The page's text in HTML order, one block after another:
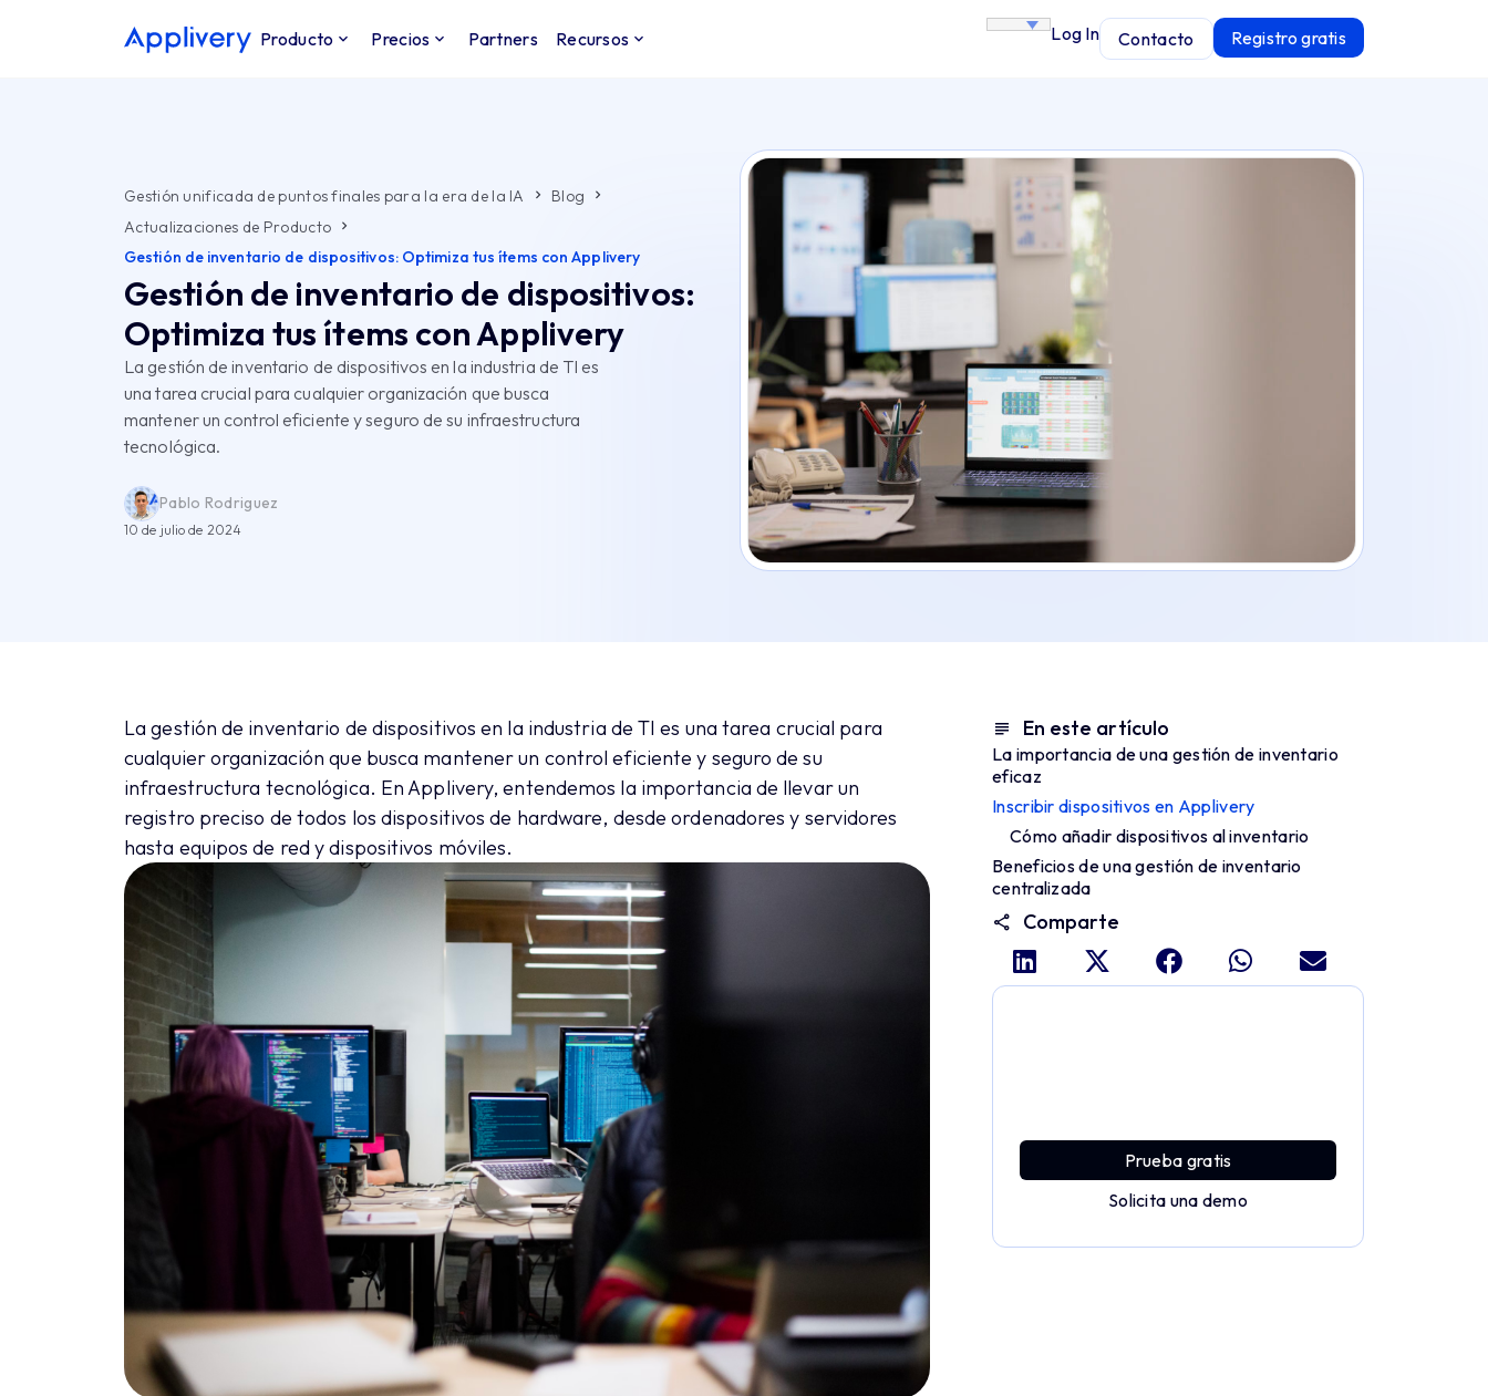
Producto Precios Partners Recursos Log In Contacto Registro gratis
Gestión unificada de puntos finales para la era de la IA
Blog
Actualizaciones de Producto
Gestión de inventario de dispositivos: Optimiza tus ítems con Applivery
Gestión de inventario de dispositivos:
Optimiza tus ítems con Applivery
La gestión de inventario de dispositivos en la industria de TI es
una tarea crucial para cualquier organización que busca
mantener un control eficiente y seguro de su infraestructura
tecnológica.
Pablo Rodriguez
10 de julio de 2024
La gestión de inventario de dispositivos en la industria de TI es una tarea crucial para
cualquier organización que busca mantener un control eficiente y seguro de su
infraestructura tecnológica. En Applivery, entendemos la importancia de llevar un
registro preciso de todos los dispositivos de hardware, desde ordenadores y servidores
hasta equipos de red y dispositivos móviles.
En este artículo
La importancia de una gestión de inventario
eficaz
Inscribir dispositivos en Applivery
Cómo añadir dispositivos al inventario
Beneficios de una gestión de inventario
centralizada
Comparte
Prueba gratis
Solicita una demo